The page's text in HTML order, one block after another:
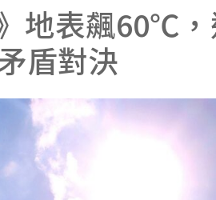
地表飆60℃
盾對決